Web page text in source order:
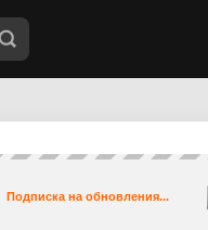
Подписка на обновления...